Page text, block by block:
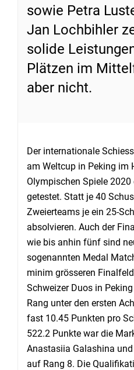
sowie Petra
Jan Lochbihler
solide
Plätzen im
aber nicht.
Der internationale
am Weltcup in Peking im
Olympischen Spiele
getestet. Statt je 40
Zweierteams je ein 25-
absolvieren. Auch der
wie bis anhin fünf sind
sogenannten Medal
minim grösseren
Schweizer Duos in
Rang unter den ersten
fast 10.45 Punkten pro
522.2 Punkte war die
Anastasiia Galashina
auf Rang 8. Die